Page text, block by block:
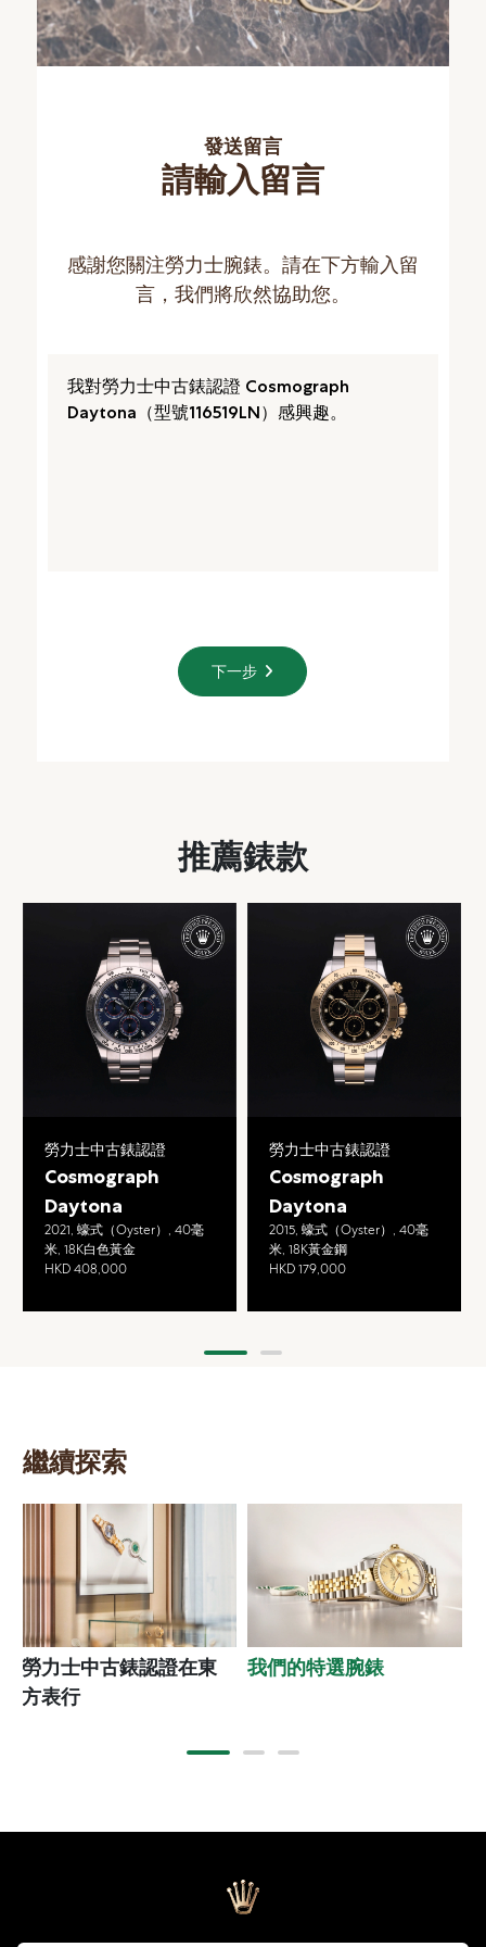
發送留言
請輸入留言
感謝您關注勞力士腕錶。請在下方輸入留
言，我們將欣然協助您。
下一步
推薦錶款
勞力士中古錶認證
Cosmograph
Daytona
2021, 蠔式（Oyster）, 40毫
米, 18K白色黃金
HKD 408,000
勞力士中古錶認證
Cosmograph
Daytona
2015, 蠔式（Oyster）, 40毫
米, 18K黃金鋼
HKD 179,000
繼續探索
勞力士中古錶認證在東
方表行
我們的特選腕錶